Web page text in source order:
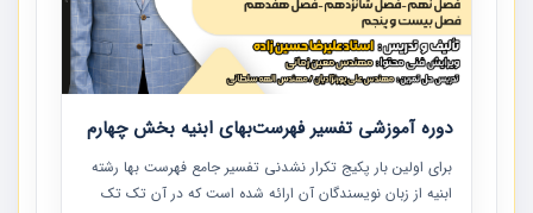
دوره آموزشی تفسیر فهرست‌بهای ابنیه بخش چهارم
برای اولین بار پکیج تکرار نشدنی تفسیر جامع فهرست بها رشته
ابنیه از زبان نویسندگان آن ارائه شده است که در آن تک تک